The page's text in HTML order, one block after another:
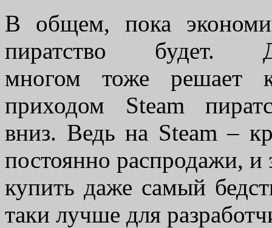
В общем, пока
пиратство
многом тоже решает
приходом Steam
вниз. Ведь на Steam –
постоянно распродажи,
купить даже самый
таки лучше для